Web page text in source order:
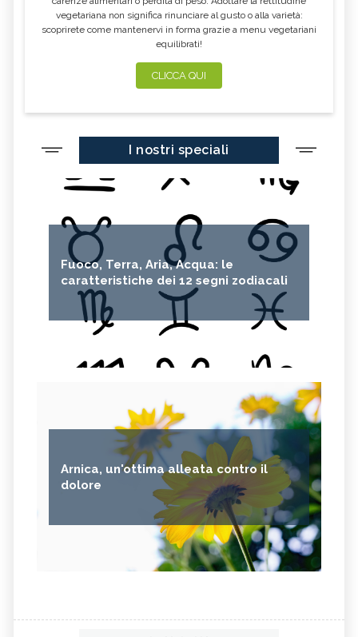
vegetariana non significa rinunciare al gusto o alla varietà:
scoprirete come mantenervi in forma grazie a menu vegetariani
equilibrati!
CLICCA QUI
I nostri speciali
Fuoco, Terra, Aria, Acqua: le
caratteristiche dei 12 segni zodiacali
Arnica, un'ottima alleata contro il
dolore